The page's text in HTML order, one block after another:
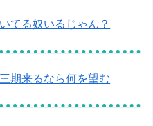
てる奴いるじゃん？
期来るなら何を望む